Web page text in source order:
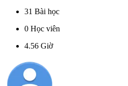
31 Bài học
0 Học viên
4.56 Giờ